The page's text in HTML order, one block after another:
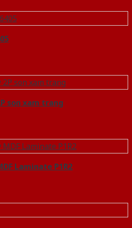
son xam trang
Laminate P1R2